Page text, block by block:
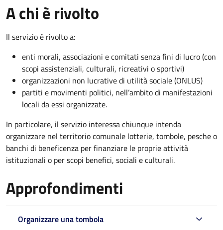
A chi è rivolto
Il servizio è rivolto a:
enti morali, associazioni e comitati senza fini di lucro (con
scopi assistenziali, culturali, ricreativi o sportivi)
organizzazioni non lucrative di utilità sociale (ONLUS)
partiti e movimenti politici, nell’ambito di manifestazioni
locali da essi organizzate.
In particolare, il servizio interessa chiunque intenda
organizzare nel territorio comunale lotterie, tombole, pesche o
banchi di beneficenza per finanziare le proprie attività
istituzionali o per scopi benefici, sociali e culturali.
Approfondimenti
Organizzare una tombola